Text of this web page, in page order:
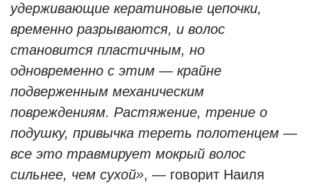
удерживающие кератиновые цепочки,
временно разрываются, и волос
становится пластичным, но
одновременно с этим — крайне
подверженным механическим
повреждениям. Растяжение, трение о
подушку, привычка тереть полотенцем —
все это травмирует мокрый волос
сильнее, чем сухой», — говорит Наиля